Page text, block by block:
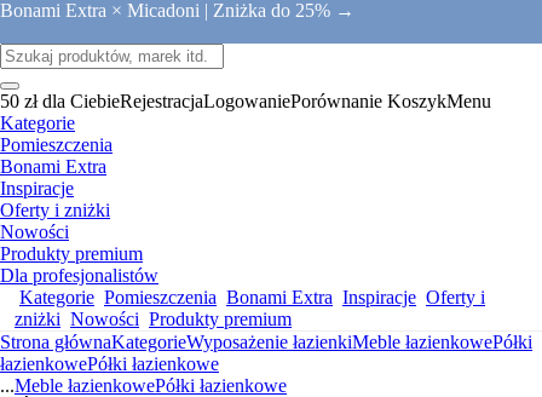
Bonami Extra × Micadoni | Zniżka do 25% →
50 zł dla CiebieRejestracjaLogowaniePorównanie KoszykMenu
Kategorie
Pomieszczenia
Bonami Extra
Inspiracje
Oferty i zniżki
Nowości
Produkty premium
Dla profesjonalistów
Kategorie Pomieszczenia Bonami Extra Inspiracje Oferty i
zniżki Nowości Produkty premium
Strona głównaKategorieWyposażenie łazienkiMeble łazienkowePółki
łazienkowePółki łazienkowe
...Meble łazienkowePółki łazienkowe